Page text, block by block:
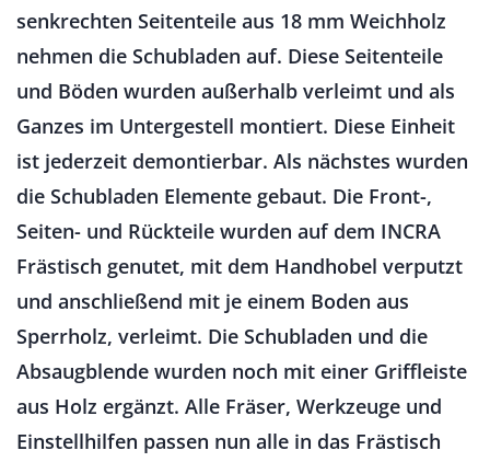
senkrechten Seitenteile aus 18 mm Weichholz
nehmen die Schubladen auf. Diese Seitenteile
und Böden wurden außerhalb verleimt und als
Ganzes im Untergestell montiert. Diese Einheit
ist jederzeit demontierbar. Als nächstes wurden
die Schubladen Elemente gebaut. Die Front-,
Seiten- und Rückteile wurden auf dem INCRA
Frästisch genutet, mit dem Handhobel verputzt
und anschließend mit je einem Boden aus
Sperrholz, verleimt. Die Schubladen und die
Absaugblende wurden noch mit einer Griffleiste
aus Holz ergänzt. Alle Fräser, Werkzeuge und
Einstellhilfen passen nun alle in das Frästisch